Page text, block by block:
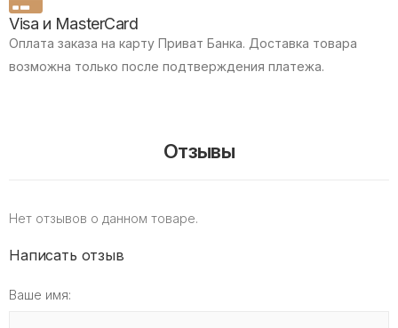
Visa и MasterCard
Оплата заказа на карту Приват Банка. Доставка товара
возможна только после подтверждения платежа.
Отзывы
Нет отзывов о данном товаре.
Написать отзыв
Ваше имя: